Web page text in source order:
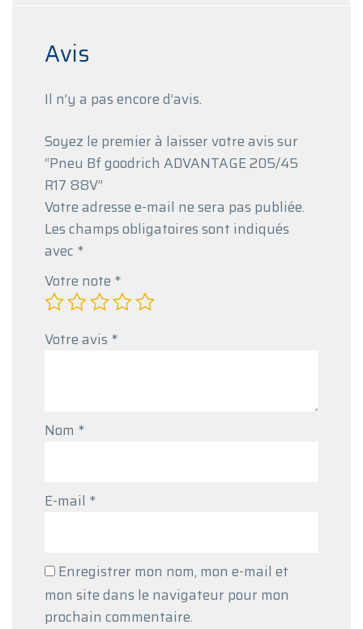
Avis
Il n’y a pas encore d’avis.
Soyez le premier à laisser votre avis sur
“Pneu Bf goodrich ADVANTAGE 205/45
R17 88V”
Votre adresse e-mail ne sera pas publiée.
Les champs obligatoires sont indiqués
avec *
Votre note *
Votre avis *
Nom *
E-mail *
Enregistrer mon nom, mon e-mail et
mon site dans le navigateur pour mon
prochain commentaire.